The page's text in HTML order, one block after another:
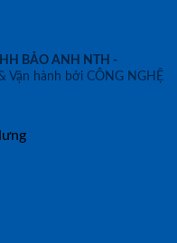
BẢO ANH NTH -
Vận hành bởi CÔNG NGHỆ